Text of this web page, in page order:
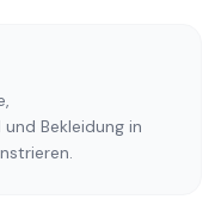
Bekleidung in